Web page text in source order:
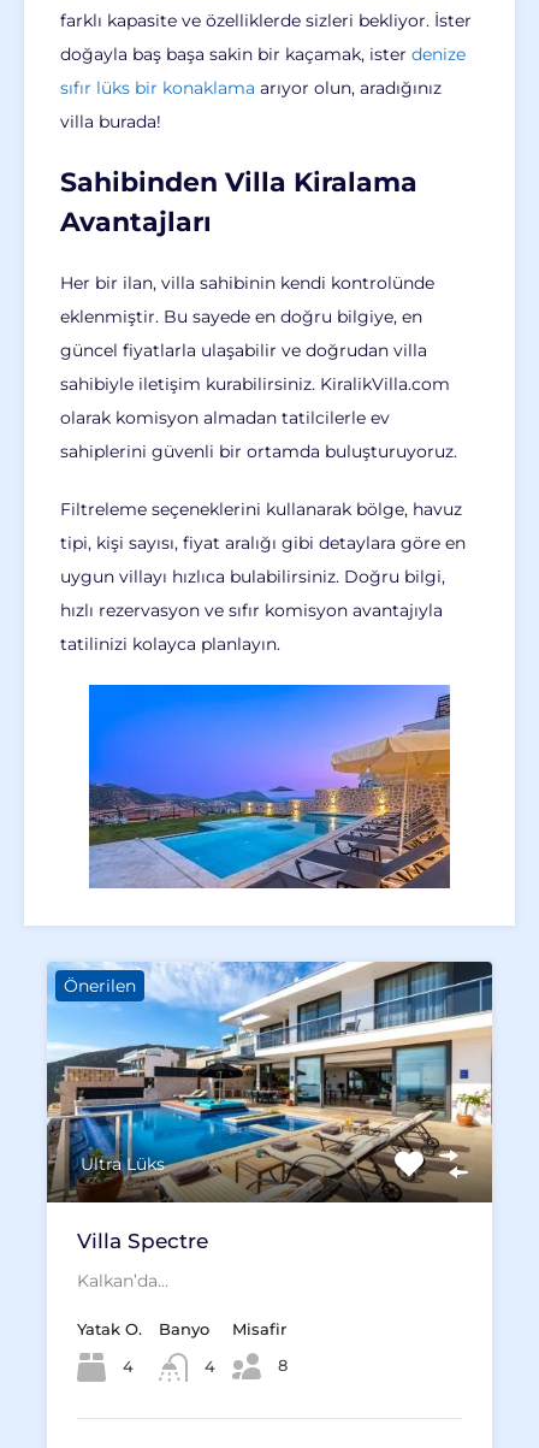
farklı kapasite ve özelliklerde sizleri bekliyor. İster
doğayla baş başa sakin bir kaçamak, ister denize
sıfır lüks bir konaklama arıyor olun, aradığınız
villa burada!
Sahibinden Villa Kiralama
Avantajları
Her bir ilan, villa sahibinin kendi kontrolünde
eklenmiştir. Bu sayede en doğru bilgiye, en
güncel fiyatlarla ulaşabilir ve doğrudan villa
sahibiyle iletişim kurabilirsiniz. KiralikVilla.com
olarak komisyon almadan tatilcilerle ev
sahiplerini güvenli bir ortamda buluşturuyoruz.
Filtreleme seçeneklerini kullanarak bölge, havuz
tipi, kişi sayısı, fiyat aralığı gibi detaylara göre en
uygun villayı hızlıca bulabilirsiniz. Doğru bilgi,
hızlı rezervasyon ve sıfır komisyon avantajıyla
tatilinizi kolayca planlayın.
Önerilen
Ultra Lüks
Villa Spectre
Kalkan’da…
Yatak O.
4
Banyo
4
Misafir
8